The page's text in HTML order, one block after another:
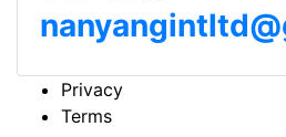
Privacy
Terms